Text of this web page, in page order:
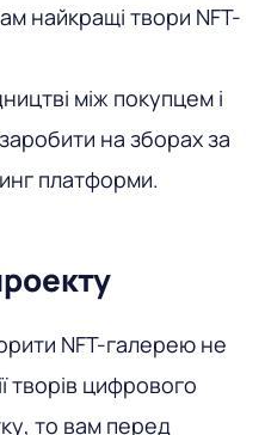
найкращі твори NFT-
між покупцем і
на зборах за
платформи.
NFT-галерею не
творів цифрового
то вам перед